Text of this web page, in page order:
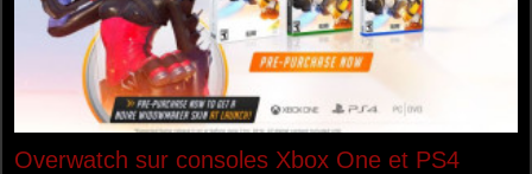
Overwatch sur consoles Xbox One et PS4